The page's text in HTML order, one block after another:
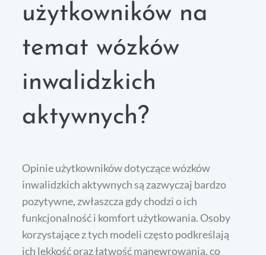
użytkowników na
temat wózków
inwalidzkich
aktywnych?
Opinie użytkowników dotyczące wózków
inwalidzkich aktywnych są zazwyczaj bardzo
pozytywne, zwłaszcza gdy chodzi o ich
funkcjonalność i komfort użytkowania. Osoby
korzystające z tych modeli często podkreślają
ich lekkość oraz łatwość manewrowania, co